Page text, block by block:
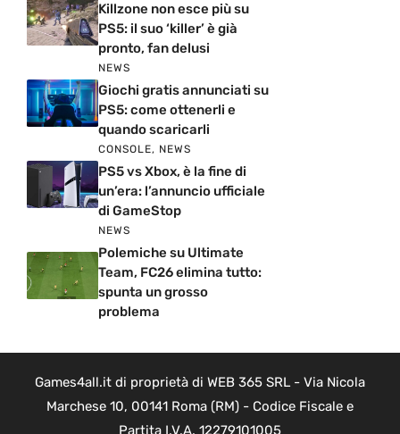
Killzone non esce più su
PS5: il suo ‘killer’ è già
pronto, fan delusi
NEWS
Giochi gratis annunciati su
PS5: come ottenerli e
quando scaricarli
CONSOLE, NEWS
PS5 vs Xbox, è la fine di
un’era: l’annuncio ufficiale
di GameStop
NEWS
Polemiche su Ultimate
Team, FC26 elimina tutto:
spunta un grosso
problema
Games4all.it di proprietà di WEB 365 SRL - Via Nicola
Marchese 10, 00141 Roma (RM) - Codice Fiscale e
Partita I.V.A. 12279101005